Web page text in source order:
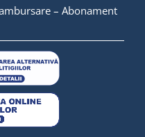
– Abonament